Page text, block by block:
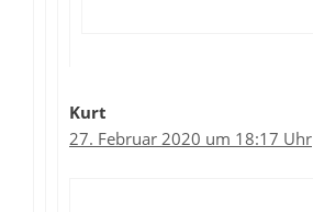
Kurt
27. Februar 2020 um 18:17 Uhr